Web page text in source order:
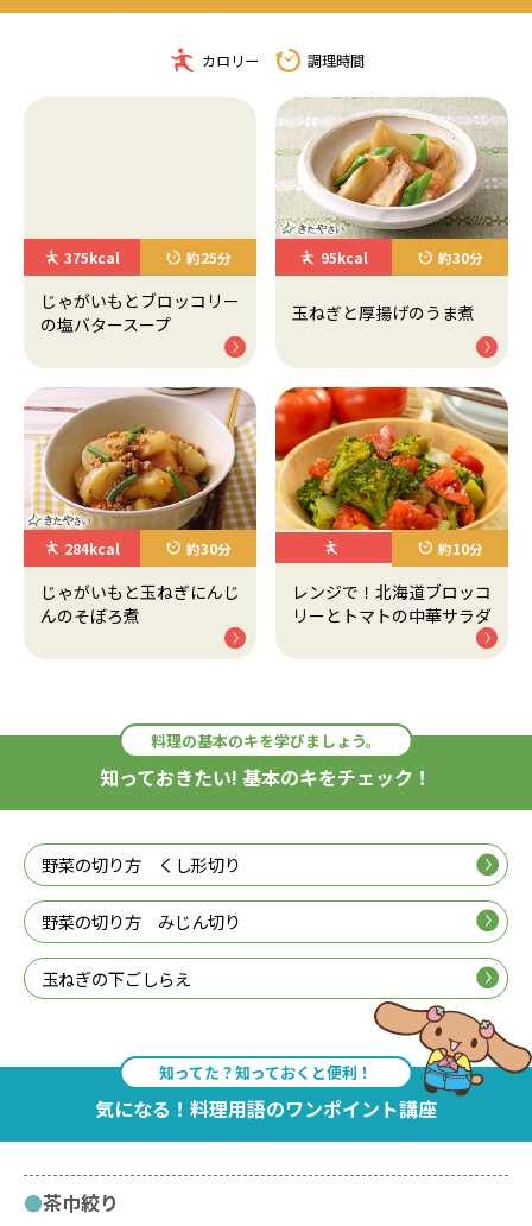
カロリー 調理時間
375kcal 約25分
じゃがいもとブロッコリー
の塩バタースープ
95kcal 約30分
玉ねぎと厚揚げのうま煮
284kcal 約30分
じゃがいもと玉ねぎにんじ
んのそぼろ煮
約10分
レンジで！北海道ブロッコ
リーとトマトの中華サラダ
料理の基本のキを学びましょう。
知っておきたい! 基本のキをチェック！
野菜の切り方 くし形切り
野菜の切り方 みじん切り
玉ねぎの下ごしらえ
知ってた？知っておくと便利！
気になる！料理用語のワンポイント講座
茶巾絞り